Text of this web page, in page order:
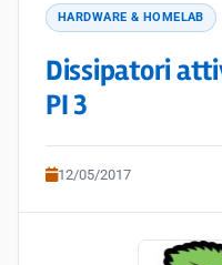
HARDWARE & HOMELAB
Dissipatori
PI 3
12/05/2017